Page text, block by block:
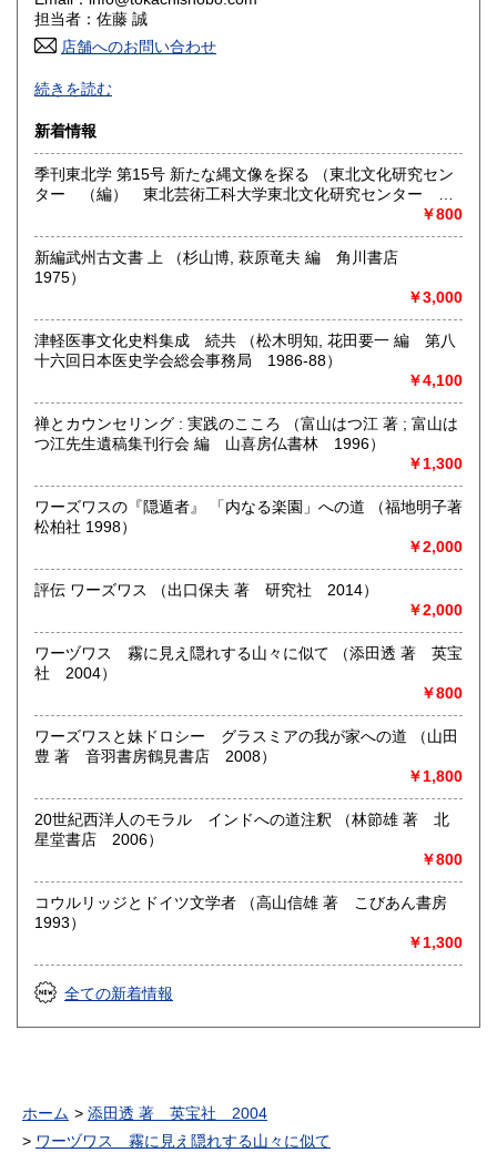
香川県
佐賀県
熊本県 610円 大分県 610円
610円
沖縄県 610円
担当者：佐藤 誠
店舗へのお問い合わせ
インターネット販売で主に学術書中心の事務所倉庫です。
沿線名：JR線・地下鉄線・西武線・東武線
最寄駅：池袋駅、椎名町駅より徒歩10分
営業時間：店舗はありません(ご来店の際は要連絡)
定休日：日曜日
新しい学術書を中心に積極的にしております。
電話でご連絡いただければ対応いたします。
取り扱い分野
哲学宗教、歴史、社会科学、自然科学、美術工芸、国語国
続きを読む
新着情報
季刊東北学 第15号 新たな縄文像を探る （東北文化研究セン
ター （編） 東北芸術工科大学東北文化研究センター
￥800
新編武州古文書 上 （杉山博, 萩原竜夫 編 角川書店
1975）
￥3,000
津軽医事文化史料集成 続共 （松木明知, 花田要一 編 第八
十六回日本医史学会総会事務局 1986-88）
￥4,100
禅とカウンセリング : 実践のこころ （富山はつ江 著 ; 富山は
つ江先生遺稿集刊行会 編 山喜房仏書林 1996）
￥1,300
ワーズワスの『隠遁者』 「内なる楽園」への道 （福地明子著
松柏社 1998）
￥2,000
評伝 ワーズワス （出口保夫 著 研究社 2014）
￥2,000
ワーヅワス 霧に見え隠れする山々に似て （添田透 著 英宝
社 2004）
￥800
ワーズワスと妹ドロシー グラスミアの我が家への道 （山田
豊 著 音羽書房鶴見書店 2008）
￥1,800
20世紀西洋人のモラル インドへの道注釈 （林節雄 著 北
星堂書店 2006）
￥800
コウルリッジとドイツ文学者 （高山信雄 著 こびあん書房
1993）
￥1,300
全ての新着情報
ホーム
添田透 著 英宝社 2004
ワーヅワス 霧に見え隠れする山々に似て